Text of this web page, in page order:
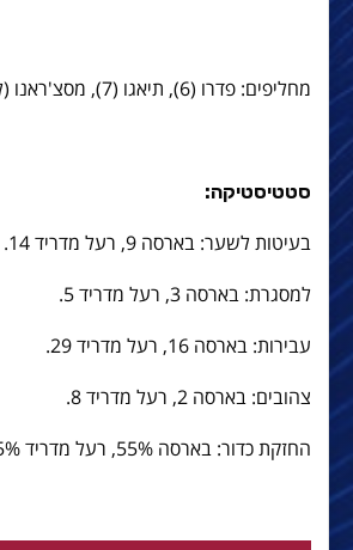
מחליפים: פדרו (6), תיאגו (7), מסצ'ראנו (לא שיחק מספיק).
סטטיסטיקה:
בעיטות לשער: בארסה 9, רעל מדריד 14.
למסגרת: בארסה 3, רעל מדריד 5.
עבירות: בארסה 16, רעל מדריד 29.
צהובים: בארסה 2, רעל מדריד 8.
החזקת כדור: בארסה 55%, רעל מדריד 45%.